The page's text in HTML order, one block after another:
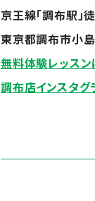
京王線「調布駅」
東京都調布市小
無料体験レッスン
調布店インスタグ